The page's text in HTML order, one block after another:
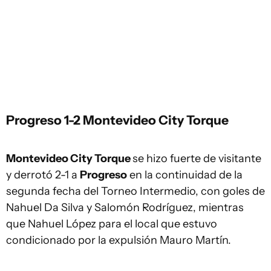
Progreso 1-2 Montevideo City Torque
Montevideo City Torquese hizo fuerte de visitante
y derrotó 2-1 a Progresoen la continuidad de la
segunda fecha del Torneo Intermedio, con goles de
Nahuel Da Silva y Salomón Rodríguez, mientras
que Nahuel López para el local que estuvo
condicionado por la expulsión Mauro Martín.